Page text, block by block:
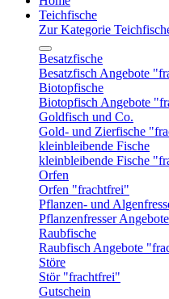
Teichfische
Zur Kategorie
Besatzfische
Besatzfisch Angebote
Biotopfische
Biotopfisch Angebote
Goldfisch und Co.
Gold- und Zierfische
kleinbleibende Fische
kleinbleibende Fische
Orfen
Orfen "frachtfrei"
Pflanzen- und
Pflanzenfresser
Raubfische
Raubfisch Angebote
Störe
Stör "frachtfrei"
Gutschein